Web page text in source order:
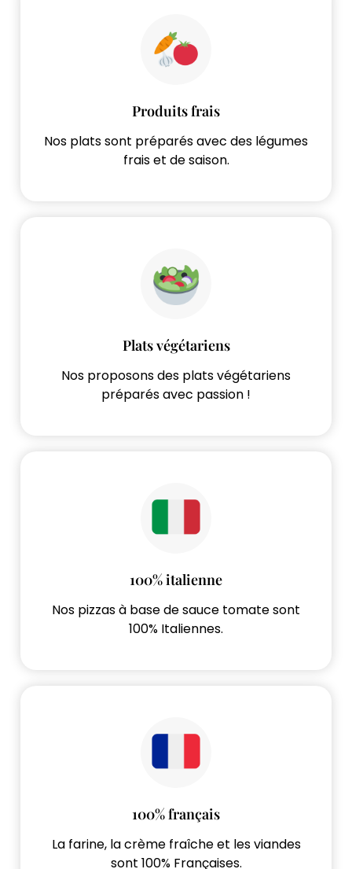
Produits frais
Nos plats sont préparés avec des légumes
frais et de saison.
Plats végétariens
Nos proposons des plats végétariens
préparés avec passion !
100% italienne
Nos pizzas à base de sauce tomate sont
100% Italiennes.
100% français
La farine, la crème fraîche et les viandes
sont 100% Françaises.